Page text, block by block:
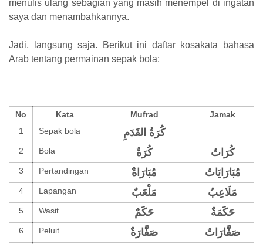
menulis ulang sebagian yang masih menempel di ingatan
saya dan menambahkannya.
Jadi, langsung saja. Berikut ini daftar kosakata bahasa
Arab tentang permainan sepak bola:
No Kata Mufrad
Jamak
1
Sepak bola كُرَةُ القَدَمِ
2 Bola كُرَةٌ كُرَاتٌ
3 Pertandingan مُبَارَاةٌ مُبَارَايَاتٌ
4 Lapangan مَلْعَبٌ مَلَاعِبُ
5 Wasit حَكَمٌ حَكَمَةٌ
6 Peluit صَفَّارَةٌ صَفَّارَاتٌ